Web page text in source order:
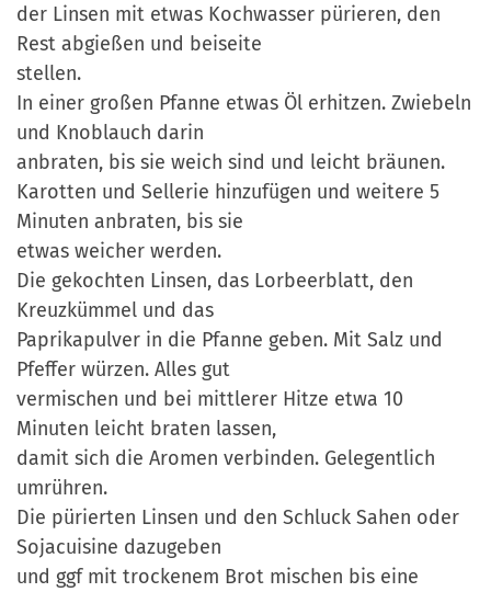
der Linsen mit etwas Kochwasser pürieren, den
Rest abgießen und beiseite
stellen.
In einer großen Pfanne etwas Öl erhitzen. Zwiebeln
und Knoblauch darin
anbraten, bis sie weich sind und leicht bräunen.
Karotten und Sellerie hinzufügen und weitere 5
Minuten anbraten, bis sie
etwas weicher werden.
Die gekochten Linsen, das Lorbeerblatt, den
Kreuzkümmel und das
Paprikapulver in die Pfanne geben. Mit Salz und
Pfeffer würzen. Alles gut
vermischen und bei mittlerer Hitze etwa 10
Minuten leicht braten lassen,
damit sich die Aromen verbinden. Gelegentlich
umrühren.
Die pürierten Linsen und den Schluck Sahen oder
Sojacuisine dazugeben
und ggf mit trockenem Brot mischen bis eine